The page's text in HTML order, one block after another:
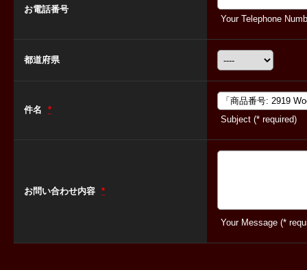
お電話番号
Your Telephone
都道府県
件名
*
Subject (* required)
お問い合わせ内容 *
Your Message (*